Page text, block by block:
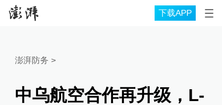
下载APP
澎湃防务 >
中乌航空合作再升级，L-